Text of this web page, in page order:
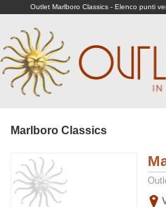
Outlet Marlboro Classics - Elenco punti
Marlboro Classics